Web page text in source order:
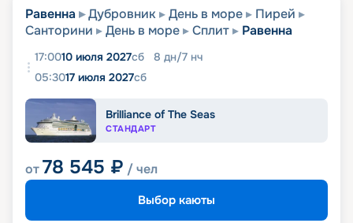
Равенна Дубровник День в море
Пирей
Санторини
День в море Сплит Равенна
17:0010 июля 2027сб 8 дн/7 нч
05:3017 июля 2027сб
Brilliance of The Seas
СТАНДАРТ
от78 545 ₽ / чел
Выбор каюты